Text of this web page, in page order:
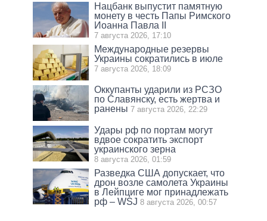
Нацбанк выпустит памятную
монету в честь Папы Римского
Иоанна Павла II
7 августа 2026, 17:10
Международные резервы
Украины сократились в июле
7 августа 2026, 18:09
Оккупанты ударили из РСЗО
по Славянску, есть жертва и
ранены 7 августа 2026, 22:29
Удары рф по портам могут
вдвое сократить экспорт
украинского зерна
8 августа 2026, 01:59
Разведка США допускает, что
дрон возле самолета Украины
в Лейпциге мог принадлежать
рф – WSJ 8 августа 2026, 00:57